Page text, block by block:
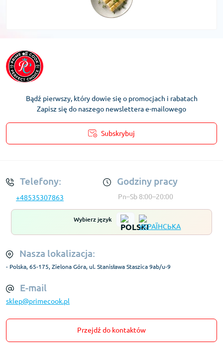
Bądź pierwszy, który dowie się o promocjach i rabatach
Zapisz się do naszego newslettera e-mailowego
Subskrybuj
Telefony:
+48535307863
Godziny pracy
Pn–Sb 8:00–20:00
Wybierz język
Nasza lokalizacja:
- Polska, 65-175, Zielona Góra, ul. Stanisława Staszica 9ab/u-9
E-mail
sklep@primecook.pl
Przejdź do kontaktów